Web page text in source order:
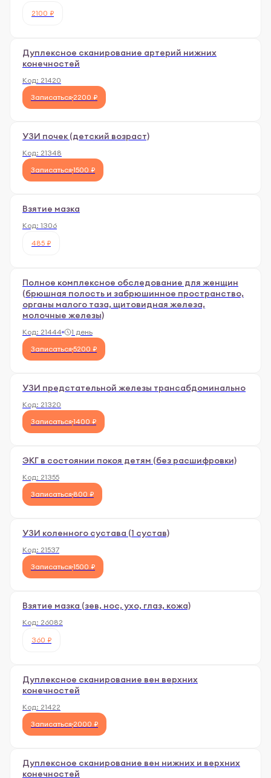
2100 ₽
Дуплексное сканирование артерий нижних
конечностей
Код: 21420
Записаться 2200 ₽
УЗИ почек (детский возраст)
Код: 21348
Записаться 1500 ₽
Взятие мазка
Код: 1306
485 ₽
Полное комплексное обследование для женщин
(брюшная полость и забрюшинное пространство,
органы малого таза, щитовидная железа,
молочные железы)
Код: 21444
1 день
Записаться 5200 ₽
УЗИ предстательной железы трансабдоминально
Код: 21320
Записаться 1400 ₽
ЭКГ в состоянии покоя детям (без расшифровки)
Код: 21355
Записаться 800 ₽
УЗИ коленного сустава (1 сустав)
Код: 21537
Записаться 1500 ₽
Взятие мазка (зев, нос, ухо, глаз, кожа)
Код: 26082
360 ₽
Дуплексное сканирование вен верхних
конечностей
Код: 21422
Записаться 2000 ₽
Дуплексное сканирование вен нижних и верхних
конечностей